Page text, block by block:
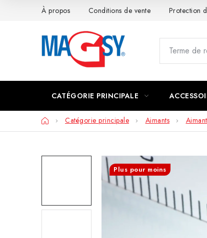
À propos Conditions de vente Protection
CATÉGORIE PRINCIPALE
AccueilCatégorie principale Aimants
Plus pour moins